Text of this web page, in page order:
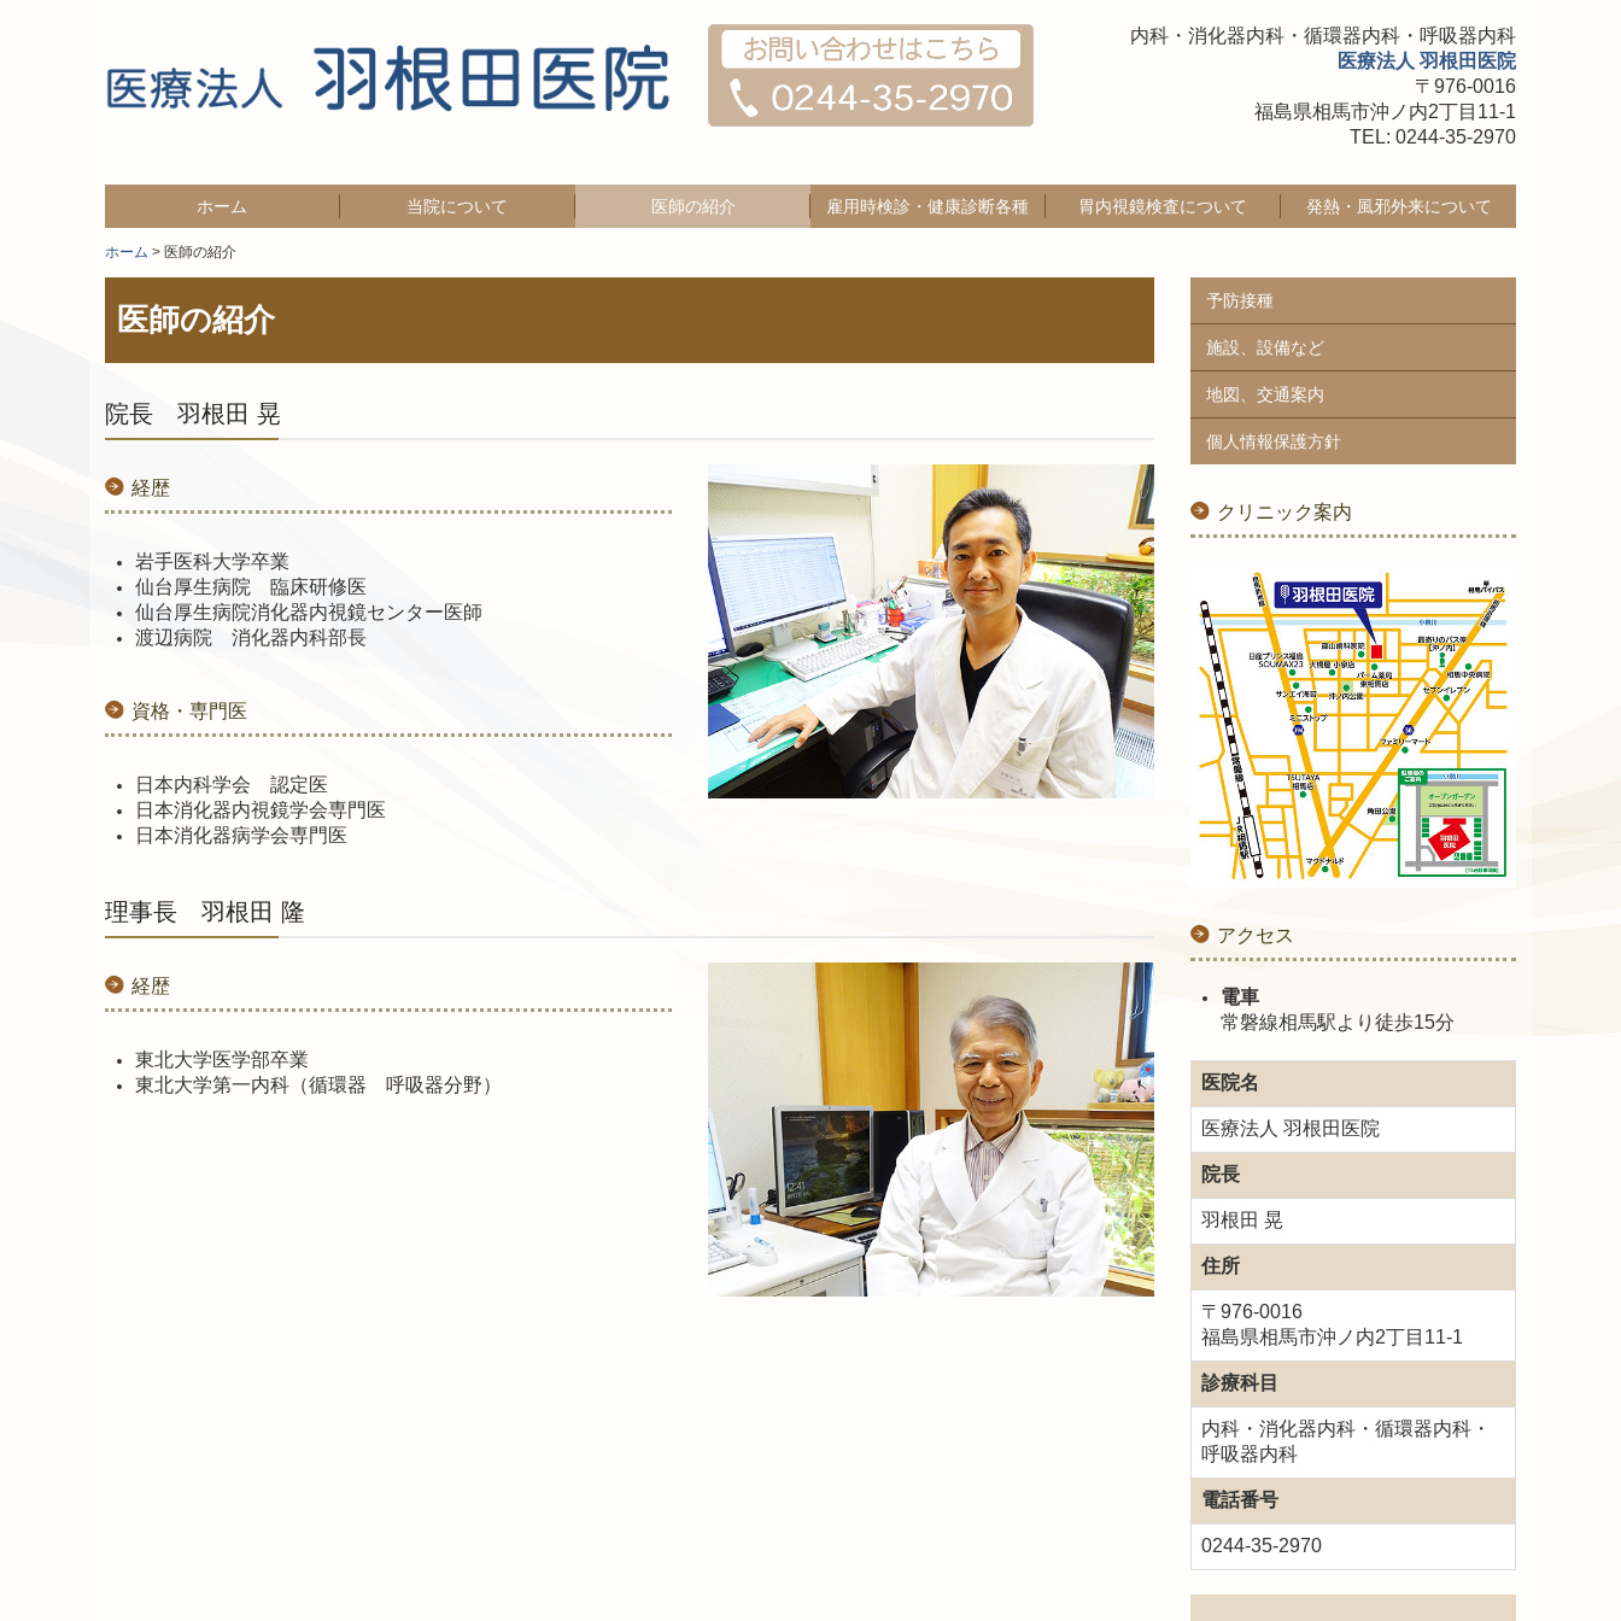
内科・消化器内科・循環器内科・呼吸器内科
医療法人 羽根田医院
〒976-0016
福島県相馬市沖ノ内2丁目11-1
TEL: 0244-35-2970
ホーム 当院について 医師の紹介 雇用時検診・健康診断各種 胃内視鏡検査について 発熱・風邪外来について
ホーム 医師の紹介
医師の紹介
院長 羽根田 晃
経歴
岩手医科大学卒業
仙台厚生病院 臨床研修医
仙台厚生病院消化器内視鏡センター医師
渡辺病院 消化器内科部長
資格・専門医
日本内科学会 認定医
日本消化器内視鏡学会専門医
日本消化器病学会専門医
理事長 羽根田 隆
経歴
東北大学医学部卒業
東北大学第一内科（循環器 呼吸器分野）
予防接種
施設、設備など
地図、交通案内
個人情報保護方針
クリニック案内
アクセス
電車
常磐線相馬駅より徒歩15分
医院名
医療法人 羽根田医院
院長
羽根田 晃
住所
〒976-0016
福島県相馬市沖ノ内2丁目11-1
診療科目
内科・消化器内科・循環器内科・
呼吸器内科
電話番号
0244-35-2970